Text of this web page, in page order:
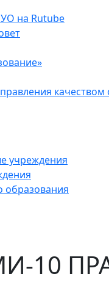
на Rutube
качеством
учреждения
образования
10